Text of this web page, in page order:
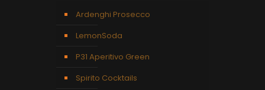
Ardenghi Prosecco
LemonSoda
P31 Aperitivo Green
Spirito Cocktails